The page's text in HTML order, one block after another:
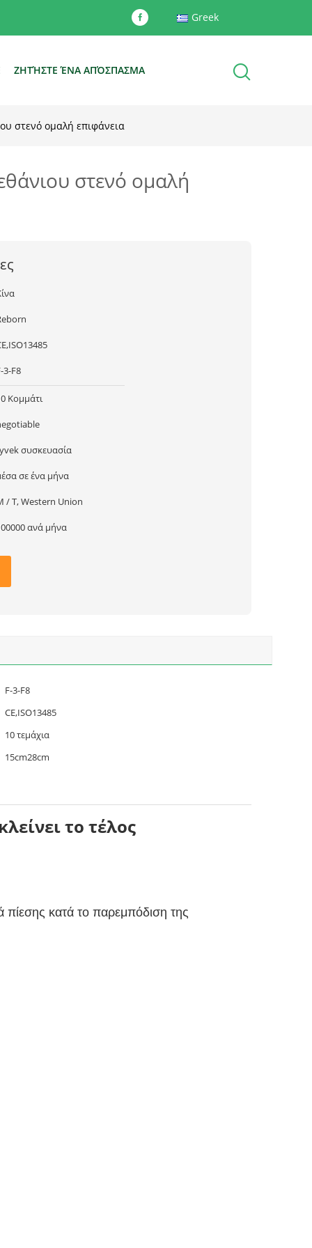
Greek
ΖΗΤΉΣΤΕ ΈΝΑ ΑΠΌΣΠΑΣΜΑ
στενό ομαλή επιφάνεια
στενό ομαλή
3-F8
Κομμάτι
συσκευασία
σε ένα μήνα
/ Τ, Western Union
ανά μήνα
F-3-F8
CE,ISO13485
10 τεμάχια
15cm28cm
το τέλος
πίεσης κατά το παρεμπόδιση της